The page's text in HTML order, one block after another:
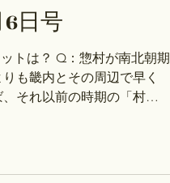
小麦を納めることができ
喜式を見ていると、儀式
分かるので、何らかの形
いう、古代の正史にほとん
索したのに、ニ箇所
日号
トは？ Q：惣村が南北朝期
も畿内とその周辺で早く
それ以前の時期の「村」
22日（月）～6月25日